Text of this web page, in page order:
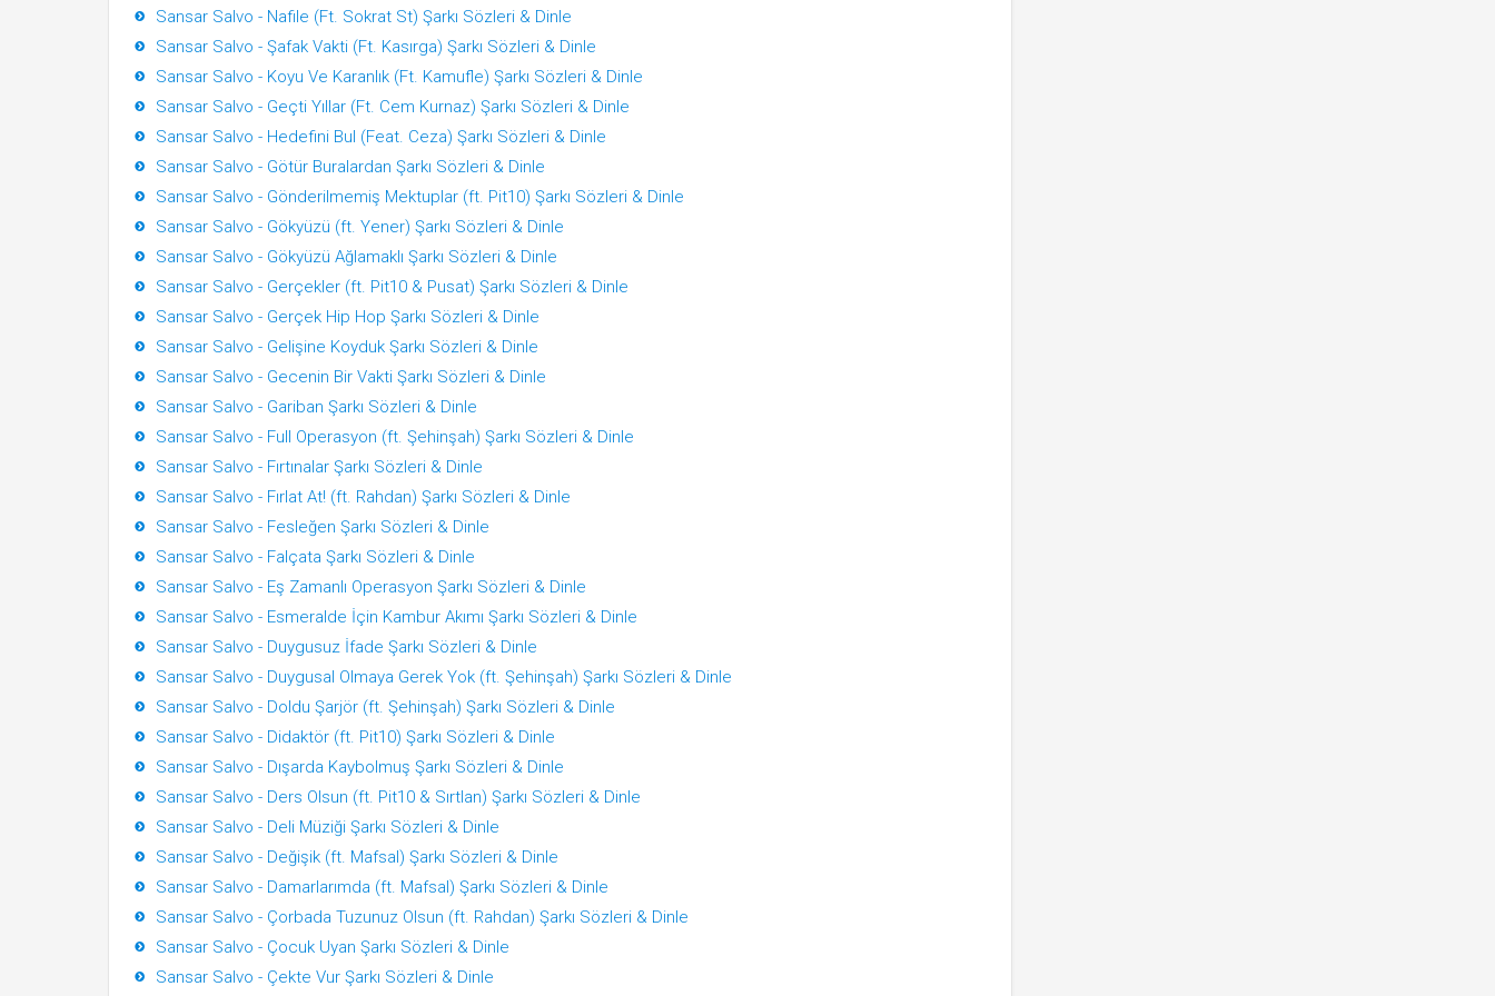
Sansar Salvo - Nafile (Ft. Sokrat St) Şarkı Sözleri & Dinle
Sansar Salvo - Şafak Vakti (Ft. Kasırga) Şarkı Sözleri & Dinle
Sansar Salvo - Koyu Ve Karanlık (Ft. Kamufle) Şarkı Sözleri & Dinle
Sansar Salvo - Geçti Yıllar (Ft. Cem Kurnaz) Şarkı Sözleri & Dinle
Sansar Salvo - Hedefini Bul (Feat. Ceza) Şarkı Sözleri & Dinle
Sansar Salvo - Götür Buralardan Şarkı Sözleri & Dinle
Sansar Salvo - Gönderilmemiş Mektuplar (ft. Pit10) Şarkı Sözleri & Dinle
Sansar Salvo - Gökyüzü (ft. Yener) Şarkı Sözleri & Dinle
Sansar Salvo - Gökyüzü Ağlamaklı Şarkı Sözleri & Dinle
Sansar Salvo - Gerçekler (ft. Pit10 & Pusat) Şarkı Sözleri & Dinle
Sansar Salvo - Gerçek Hip Hop Şarkı Sözleri & Dinle
Sansar Salvo - Gelişine Koyduk Şarkı Sözleri & Dinle
Sansar Salvo - Gecenin Bir Vakti Şarkı Sözleri & Dinle
Sansar Salvo - Gariban Şarkı Sözleri & Dinle
Sansar Salvo - Full Operasyon (ft. Şehinşah) Şarkı Sözleri & Dinle
Sansar Salvo - Fırtınalar Şarkı Sözleri & Dinle
Sansar Salvo - Fırlat At! (ft. Rahdan) Şarkı Sözleri & Dinle
Sansar Salvo - Fesleğen Şarkı Sözleri & Dinle
Sansar Salvo - Falçata Şarkı Sözleri & Dinle
Sansar Salvo - Eş Zamanlı Operasyon Şarkı Sözleri & Dinle
Sansar Salvo - Esmeralde İçin Kambur Akımı Şarkı Sözleri & Dinle
Sansar Salvo - Duygusuz İfade Şarkı Sözleri & Dinle
Sansar Salvo - Duygusal Olmaya Gerek Yok (ft. Şehinşah) Şarkı Sözleri & Dinle
Sansar Salvo - Doldu Şarjör (ft. Şehinşah) Şarkı Sözleri & Dinle
Sansar Salvo - Didaktör (ft. Pit10) Şarkı Sözleri & Dinle
Sansar Salvo - Dışarda Kaybolmuş Şarkı Sözleri & Dinle
Sansar Salvo - Ders Olsun (ft. Pit10 & Sırtlan) Şarkı Sözleri & Dinle
Sansar Salvo - Deli Müziği Şarkı Sözleri & Dinle
Sansar Salvo - Değişik (ft. Mafsal) Şarkı Sözleri & Dinle
Sansar Salvo - Damarlarımda (ft. Mafsal) Şarkı Sözleri & Dinle
Sansar Salvo - Çorbada Tuzunuz Olsun (ft. Rahdan) Şarkı Sözleri & Dinle
Sansar Salvo - Çocuk Uyan Şarkı Sözleri & Dinle
Sansar Salvo - Çekte Vur Şarkı Sözleri & Dinle